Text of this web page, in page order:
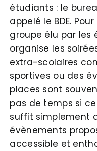
étudiants : le
appelé le BDE.
groupe élu par les
organise les
extra-scolaires
sportives ou des
places sont
pas de temps si
suffit simplement
évènements
accessible et